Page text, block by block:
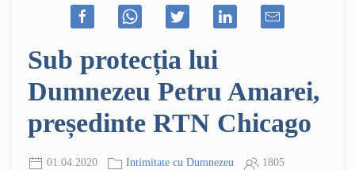
Sub protecția lui
Dumnezeu Petru Amarei,
președinte RTN Chicago
01.04.2020 Intimitate cu Dumnezeu 1805